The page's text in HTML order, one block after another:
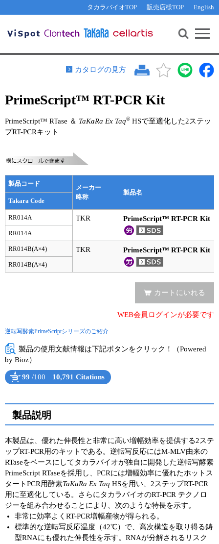
タカラバイオTOP 販売店様TOP English
機能解析・サイレンシング
PCR・等温増幅
リアルタイムPCR（qPCR）
サンプル請求
テクニカルサポートライン
その他 ライセンスに関するご相談
遺伝子組換え生物該当製品
研究支援ツール
Cut-Site Navigator 制限酵素切断サイトの検索
In-Fusion Cloning プライマー設計
抗体検索サイト
リアルタイムPCR （インターカレーター法）
プライマー検索・注文
プライマー・プローブ検索・注文
機器ソフトウェア・ベクター配列ダウンロード
ラーニングセンター
実験ガイド
リアルタイムPCR実験ガイド
遺伝子検査ガイド（食品・水質・家畜他）
クローニング実験ガイド
細胞選択ガイド
エピジェネティクス実験ガイド
アプリケーションノート
ユーザーズボイス集
動画ライブラリー
Q&A
お問い合わせ WEB会員登録
カタログの見方
PrimeScript™ RT-PCR Kit
PrimeScript™ RTase ＆ TaKaRa Ex Taq® HSで至適化した2ステッ
プRT-PCRキット
製品コード
メーカー
略称
製品名
Takara Code
RR014A TKR PrimeScript™ RT-PCR Kit
RR014A
RR014B(A×4) TKR PrimeScript™ RT-PCR Kit
RR014B(A×4)
逆転写酵素PrimeScriptシリーズのご紹介
カートにいれる
WEB会員ログインが必要です
製品の使用文献情報は下記ボタンをクリック！（Powered
by Bioz）
99 /100 10,791 Citations
製品説明
本製品は、優れた伸長性と非常に高い増幅効率を提供する2ステ
ップRT-PCR用のキットである。逆転写反応にはM-MLV由来の
RTaseをベースにしてタカラバイオが独自に開発した逆転写酵素
PrimeScript RTaseを採用し、PCRには増幅効率に優れたホットス
タートPCR用酵素TaKaRa Ex Taq HSを用い、2ステップRT-PCR
用に至適化している。さらにタカラバイオのRT-PCR テクノロ
ジーを組み合わせることにより、次のような特長を示す。
非常に効率よくRT-PCR増幅産物が得られる。
標準的な逆転写反応温度（42℃）で、高次構造を取り得る鋳
型RNAにも優れた伸長性を示す。RNAが分解されるリスク